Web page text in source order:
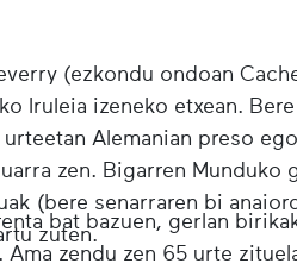
(ezkondu ondoan
Iruleia izeneko etxean.
Alemanian preso
zen. Bigarren Munduko
(bere senarraren bi
zuten.
bat bazuen, gerlan
zendu zen 65 urte